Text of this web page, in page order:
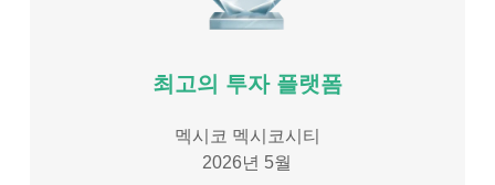
최고의 투자 플랫폼
멕시코 멕시코시티
2026년 5월